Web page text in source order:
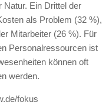
Natur. Ein Drittel der
als Problem (32 %),
Mitarbeiter (26 %). Für
Personalressourcen ist
können oft
werden.
fokus